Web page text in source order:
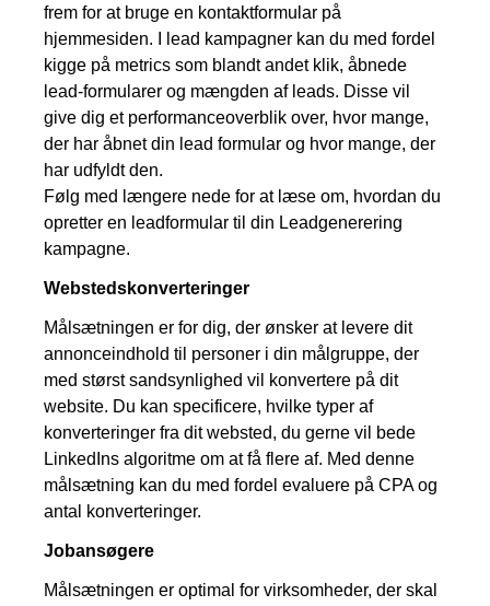
frem for at bruge en kontaktformular på
hjemmesiden. I lead kampagner kan du med fordel
kigge på metrics som blandt andet klik, åbnede
lead-formularer og mængden af leads. Disse vil
give dig et performanceoverblik over, hvor mange,
der har åbnet din lead formular og hvor mange, der
har udfyldt den.
Følg med længere nede for at læse om, hvordan du
opretter en leadformular til din Leadgenerering
kampagne.
Webstedskonverteringer
Målsætningen er for dig, der ønsker at levere dit
annonceindhold til personer i din målgruppe, der
med størst sandsynlighed vil konvertere på dit
website. Du kan specificere, hvilke typer af
konverteringer fra dit websted, du gerne vil bede
LinkedIns algoritme om at få flere af. Med denne
målsætning kan du med fordel evaluere på CPA og
antal konverteringer.
Jobansøgere
Målsætningen er optimal for virksomheder, der skal